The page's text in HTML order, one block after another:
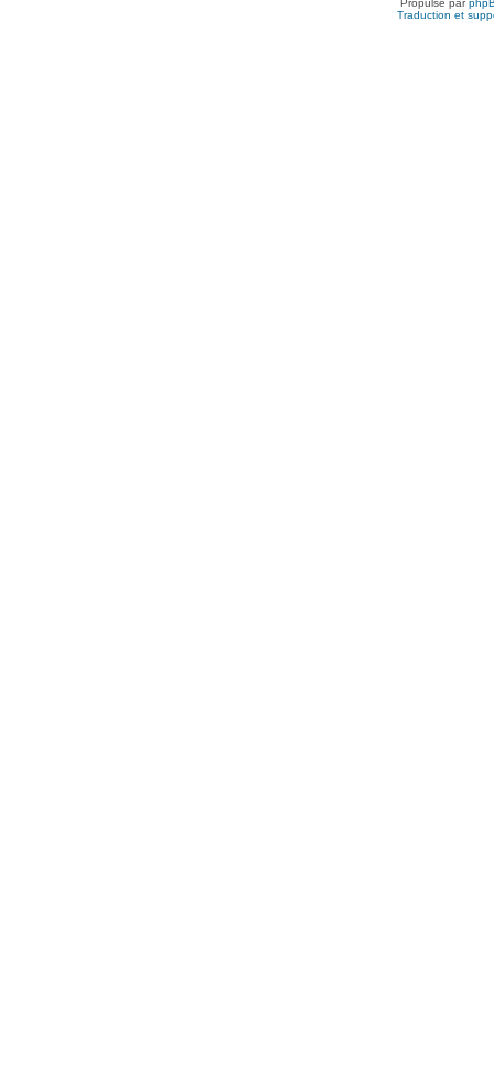
Propulsé par
Traduction et